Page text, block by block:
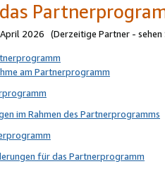
2026 (Derzeitige Partner - sehen
am Partnerprogramm
im Rahmen des Partnerprogramms
für das Partnerprogramm